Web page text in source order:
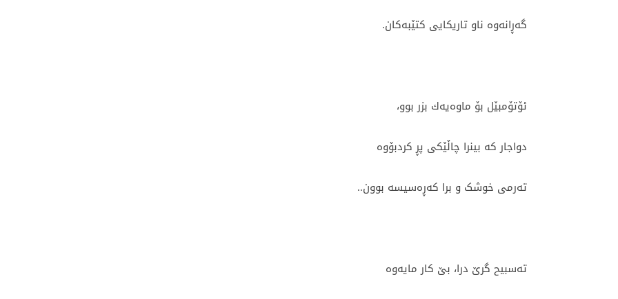
گەڕانەوە ناو تاریکایی کتێبەکان.
ئۆتۆمبێل بۆ ماوەیەك بزر بوو،
دواجار کە بینرا چاڵێکی پڕ کردبۆوە
تەرمی خوشک و برا کەڕەسیسە بوون..
تەسبیح گرێ درا، بێ کار مایەوە